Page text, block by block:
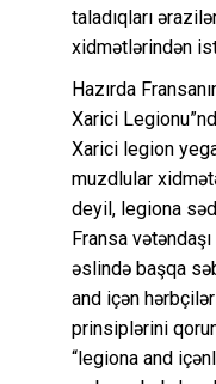
taladıqları
xidmətlərindən
Hazırda
Xarici
Xarici legion
muzdlular
deyil, legiona
Fransa
əslində başqa
and içən
prinsiplərini
“legiona and